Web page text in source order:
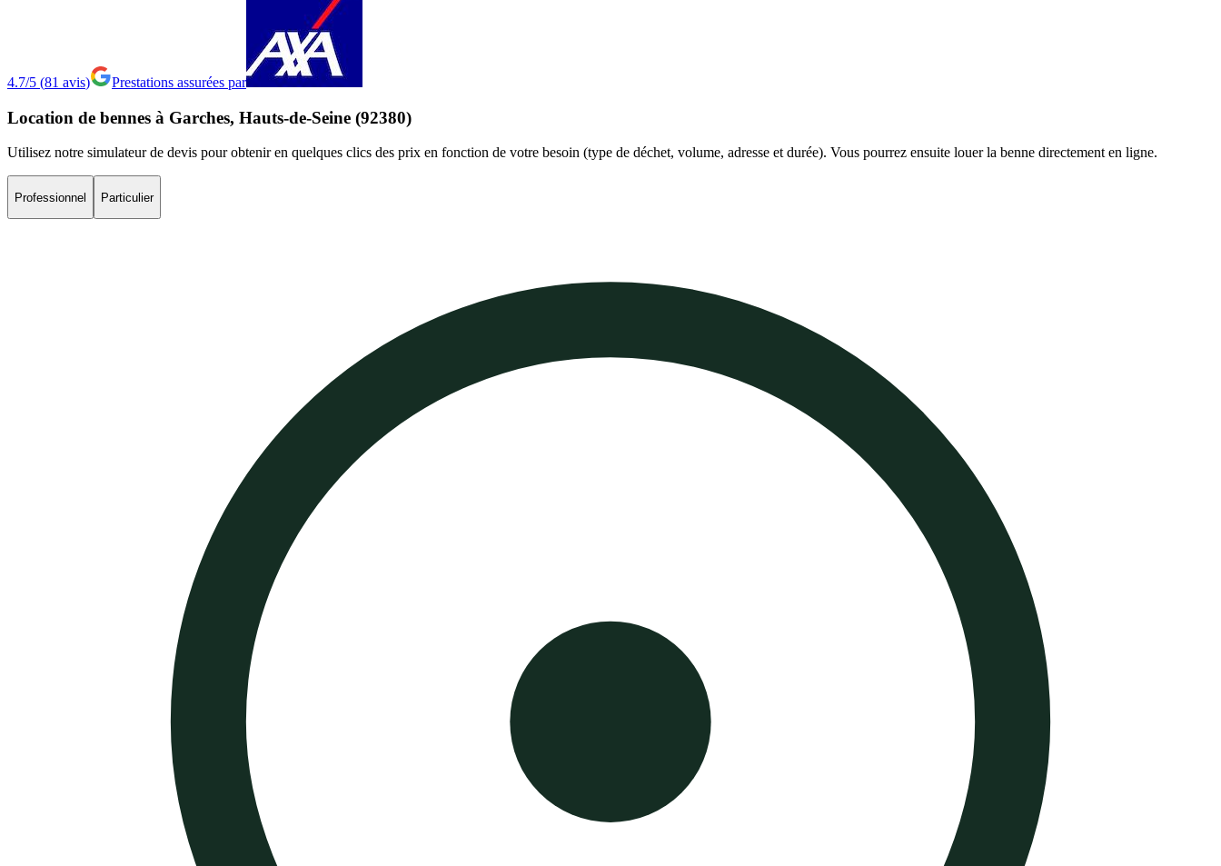
4.7/5 (81 avis) Prestations assurées par
Location de bennes à Garches, Hauts-de-Seine (92380)
Utilisez notre simulateur de devis pour obtenir en quelques clics des prix en fonction de votre besoin (type de déchet, volume, adresse et durée). Vous pourrez ensuite louer la benne directement en ligne.
Professionnel Particulier